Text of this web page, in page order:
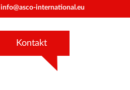
info@asco-international.eu
Kontakt